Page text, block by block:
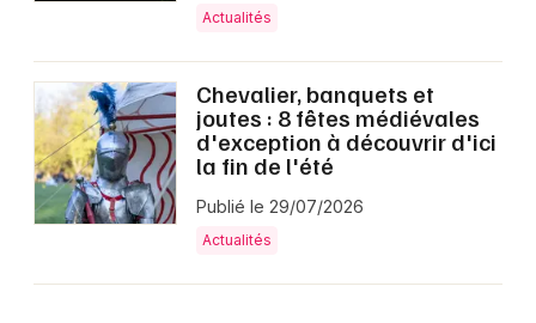
Actualités
Chevalier, banquets et
joutes : 8 fêtes médiévales
d'exception à découvrir d'ici
la fin de l'été
Publié le 29/07/2026
Actualités